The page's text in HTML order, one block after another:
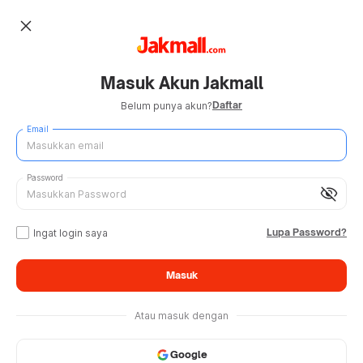
close
Masuk Akun Jakmall
Belum punya akun?Daftar
Email
visibility_off
Password
Ingat login saya Lupa Password?
Masuk
Atau masuk dengan
Google